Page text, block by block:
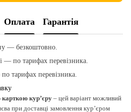
Оплата Гарантія
— безкоштовно.
по тарифах перевізника.
тарифах перевізника.
кур’єру – цей варіант можливий
при доставці замовлення кур’єром